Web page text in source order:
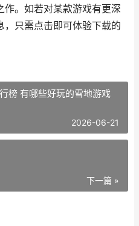
。如若对某款游戏有更深
，只需点击即可体验下载的
榜 有哪些好玩的雪地游戏
2026-06-21
下一篇 »